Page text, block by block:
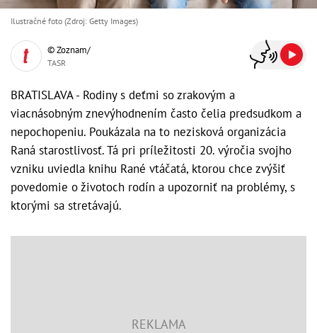
Ilustračné foto (Zdroj: Getty Images)
© Zoznam/
TASR
BRATISLAVA - Rodiny s deťmi so zrakovým a
viacnásobným znevýhodnením často čelia predsudkom a
nepochopeniu. Poukázala na to nezisková organizácia
Raná starostlivosť. Tá pri príležitosti 20. výročia svojho
vzniku uviedla knihu Rané vtáčatá, ktorou chce zvýšiť
povedomie o životoch rodín a upozorniť na problémy, s
ktorými sa stretávajú.